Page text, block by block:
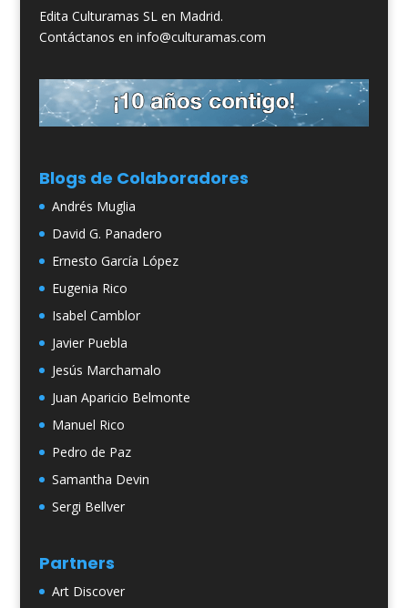
Edita Culturamas SL en Madrid.
Contáctanos en info@culturamas.com
Blogs de Colaboradores
Andrés Muglia
David G. Panadero
Ernesto García López
Eugenia Rico
Isabel Camblor
Javier Puebla
Jesús Marchamalo
Juan Aparicio Belmonte
Manuel Rico
Pedro de Paz
Samantha Devin
Sergi Bellver
Partners
Art Discover